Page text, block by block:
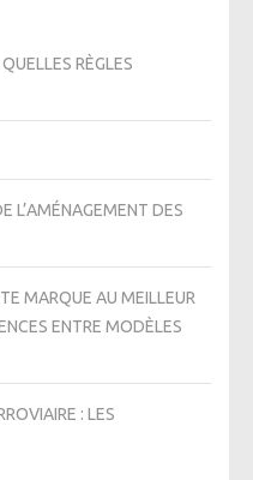
RÈGLES
L’AMÉNAGEMENT DES
MARQUE AU MEILLEUR
ENTRE MODÈLES
: LES